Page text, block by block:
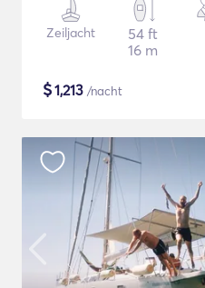
Zeiljacht
54 ft
16 m
$1,213 /nacht